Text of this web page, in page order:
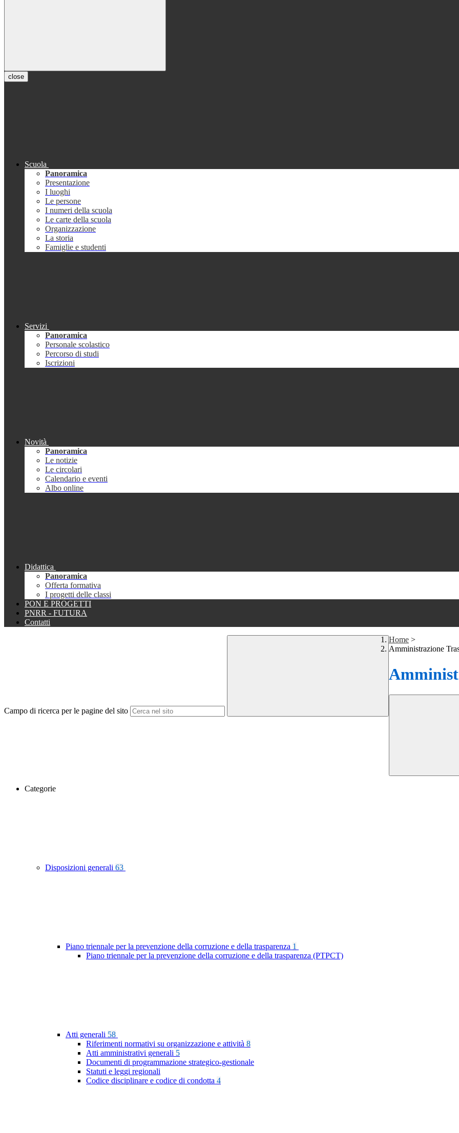
close
Scuola
Panoramica
Presentazione
I luoghi
Le persone
I numeri della scuola
Le carte della scuola
Organizzazione
La storia
Famiglie e studenti
Servizi
Panoramica
Personale scolastico
Percorso di studi
Iscrizioni
Novità
Panoramica
Le notizie
Le circolari
Calendario e eventi
Albo online
Didattica
Panoramica
Offerta formativa
I progetti delle classi
PON E PROGETTI
PNRR - FUTURA
Contatti
Campo di ricerca per le pagine del sito
Home >
Amministrazione
Categorie
Disposizioni generali 63
Piano triennale per la prevenzione della corruzione e della trasparenza 1
Piano triennale per la prevenzione della corruzione e della trasparenza (PTPCT)
Atti generali 58
Riferimenti normativi su organizzazione e attività 8
Atti amministrativi generali 5
Documenti di programmazione strategico-gestionale
Statuti e leggi regionali
Codice disciplinare e codice di condotta 4